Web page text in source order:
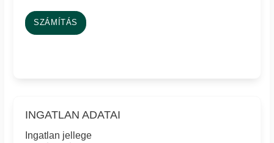
SZÁMÍTÁS
INGATLAN ADATAI
Ingatlan jellege